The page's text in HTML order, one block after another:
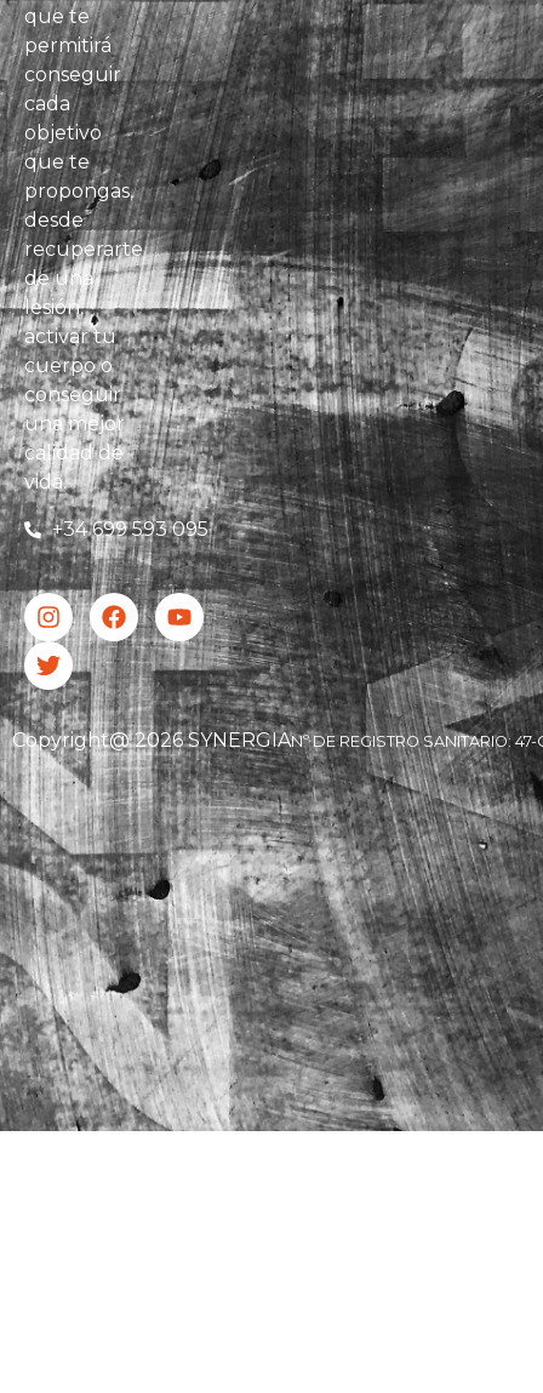
que te
permitirá
conseguir
cada
objetivo
que te
propongas,
desde
recuperarte
de una
lesión,
activar tu
cuerpo o
conseguir
una mejor
calidad de
vida.
+34 699 593 095
Copyright@ 2026 SYNERGIANº DE REGISTRO SANITARIO: 47-